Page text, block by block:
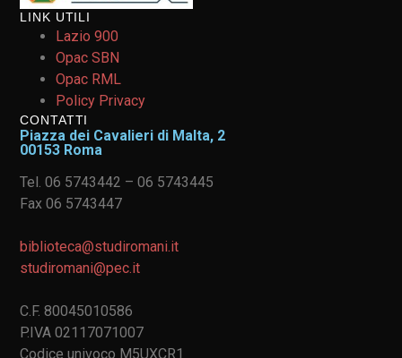
LINK UTILI
Lazio 900
Opac SBN
Opac RML
Policy Privacy
CONTATTI
Piazza dei Cavalieri di Malta, 2
00153 Roma
Tel. 06 5743442 – 06 5743445
Fax 06 5743447
biblioteca@studiromani.it
studiromani@pec.it
C.F. 80045010586
P.IVA 02117071007
Codice univoco M5UXCR1